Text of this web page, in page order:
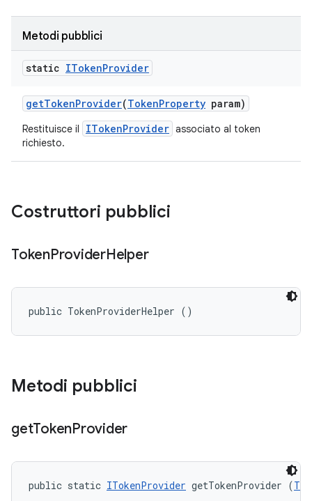
Metodi pubblici
static ITokenProvider
getTokenProvider(TokenProperty param)
Restituisce il ITokenProvider associato al token
richiesto.
Costruttori pubblici
TokenProviderHelper
public TokenProviderHelper ()
Metodi pubblici
getTokenProvider
public static ITokenProvider getTokenProvider (